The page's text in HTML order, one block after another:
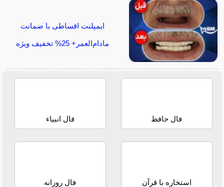
ایمپلنت اقساطی با ضمانت
مادام‌العمر+ 25% تخفیف ویژه
فال حافظ فال انبیاء
استخاره با قرآن فال روزانه